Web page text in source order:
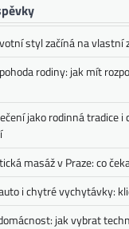
styl začíná na vlastní
rodiny: jak mít
jako rodinná tradice
masáž v Praze: co
i chytré vychytávky:
jak vybrat